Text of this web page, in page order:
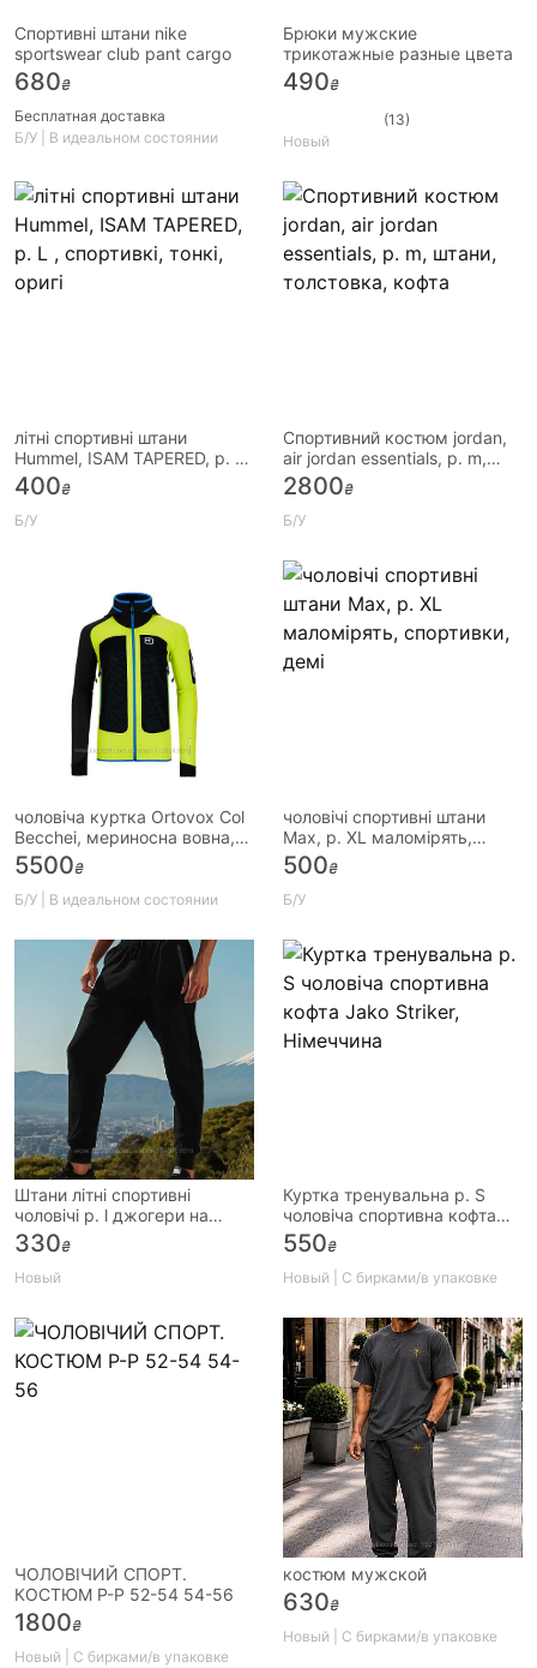
Спортивні штани nike
sportswear club pant cargo
680₴
Бесплатная доставка
Б/У | В идеальном состоянии
Брюки мужские
трикотажные разные цвета
490₴
(13)
Новый
літні спортивні штани
Hummel, ISAM TAPERED, р. L ,
спортивкі, тонкі, оригі
400₴
Б/У
Спортивний костюм jordan,
air jordan essentials, р. m,
штани, толстовка, кофта
2800₴
Б/У
чоловіча куртка Ortovox Col
Becchei, мериносна вовна,
р. S, софтшелл
5500₴
Б/У | В идеальном состоянии
чоловічі спортивні штани
Max, р. XL маломірять,
спортивки, демі
500₴
Б/У
Штани літні спортивні
чоловічі р. l джогери на
манжеті
330₴
Новый
Куртка тренувальна р. S
чоловіча спортивна кофта
Jako Striker, Німеччина
550₴
Новый | С бирками/в упаковке
ЧОЛОВІЧИЙ СПОРТ.
КОСТЮМ Р-Р 52-54 54-56
1800₴
Новый | С бирками/в упаковке
костюм мужской
630₴
Новый | С бирками/в упаковке